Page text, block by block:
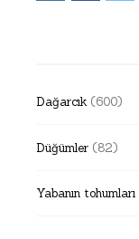
Dağarcık (600)
Düğümler (82)
Yabanın tohumları